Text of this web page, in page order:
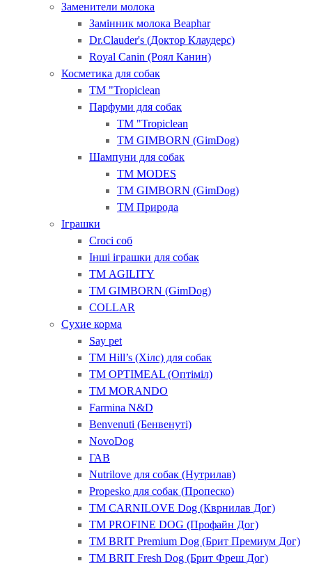
Заменители молока
Замінник молока Beaphar
Dr.Clauder's (Доктор Клаудерс)
Royal Canin (Роял Канин)
Косметика для собак
ТМ "Tropiclean
Парфуми для собак
ТМ "Tropiclean
ТМ GIMBORN (GimDog)
Шампуни для собак
ТМ MODES
ТМ GIMBORN (GimDog)
ТМ Природа
Іграшки
Croci соб
Інші іграшки для собак
ТМ AGILITY
ТМ GIMBORN (GimDog)
COLLAR
Сухие корма
Say pet
ТМ Hill’s (Хілс) для собак
ТМ OPTIMEAL (Оптіміл)
ТМ MORANDO
Farmina N&D
Benvenuti (Бенвенуті)
NovoDog
ГАВ
Nutrilove для собак (Нутрилав)
Propesko для собак (Пропеско)
ТМ CARNILOVE Dog (Кврнилав Дог)
ТМ PROFINE DOG (Профайн Дог)
ТМ BRIT Premium Dog (Брит Премиум Дог)
ТМ BRIT Fresh Dog (Брит Фреш Дог)